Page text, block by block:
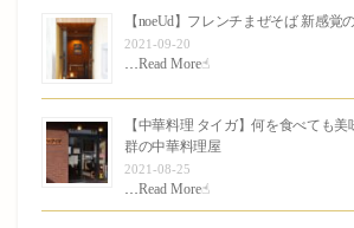
【noeUd】フレンチまぜそば 新感覚
2021-09-20
…Read More☝︎
【中華料理 タイガ】何を食べても
群の中華料理屋
2021-08-25
…Read More☝︎